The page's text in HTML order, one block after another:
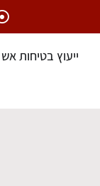
ייעוץ בטיחות אש